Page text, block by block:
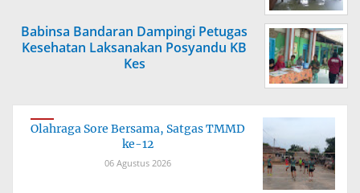
Babinsa Bandaran Dampingi Petugas
Kesehatan Laksanakan Posyandu KB
Kes
Olahraga Sore Bersama, Satgas TMMD
ke-12
06 Agustus 2026